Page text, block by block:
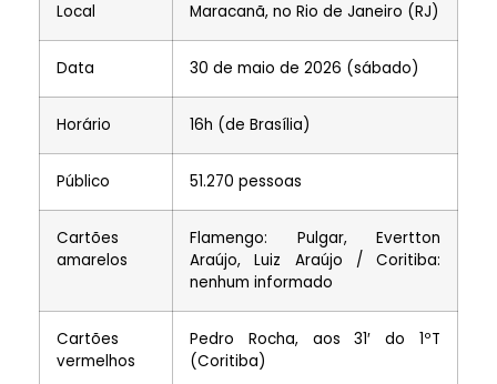
Local Maracanã, no Rio de Janeiro (RJ)
Data 30 de maio de 2026 (sábado)
Horário 16h (de Brasília)
Público 51.270 pessoas
Cartões
amarelos
Flamengo: Pulgar, Evertton
Araújo, Luiz Araújo / Coritiba:
nenhum informado
Cartões
vermelhos
Pedro Rocha, aos 31′ do 1ºT
(Coritiba)